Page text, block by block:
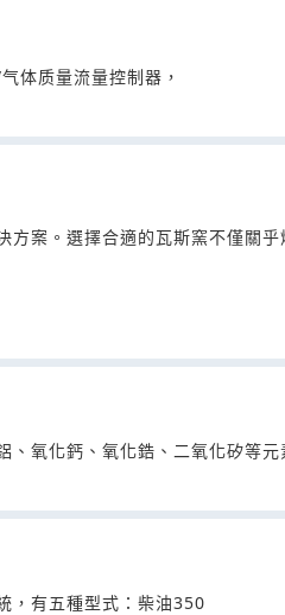
体质量流量控制器，
方案。選擇合適的瓦斯窯不僅關乎
、氧化鈣、氧化鋯、二氧化矽等元
，有五種型式：柴油350